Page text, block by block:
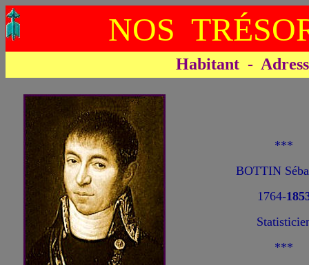
NOS
Habitant -
***
BOTTIN
1764-
***